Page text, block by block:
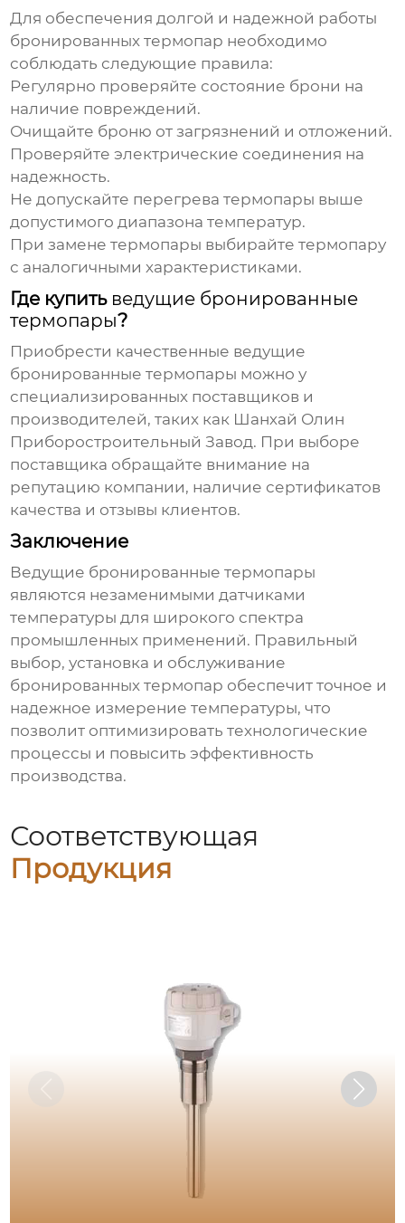
Для обеспечения долгой и надежной работы
бронированных термопар необходимо
соблюдать следующие правила:
Регулярно проверяйте состояние брони на
наличие повреждений.
Очищайте броню от загрязнений и отложений.
Проверяйте электрические соединения на
надежность.
Не допускайте перегрева термопары выше
допустимого диапазона температур.
При замене термопары выбирайте термопару
с аналогичными характеристиками.
Где купить ведущие бронированные
термопары?
Приобрести качественные ведущие
бронированные термопары можно у
специализированных поставщиков и
производителей, таких как Шанхай Олин
Приборостроительный Завод. При выборе
поставщика обращайте внимание на
репутацию компании, наличие сертификатов
качества и отзывы клиентов.
Заключение
Ведущие бронированные термопары
являются незаменимыми датчиками
температуры для широкого спектра
промышленных применений. Правильный
выбор, установка и обслуживание
бронированных термопар обеспечит точное и
надежное измерение температуры, что
позволит оптимизировать технологические
процессы и повысить эффективность
производства.
Соответствующая
Продукция